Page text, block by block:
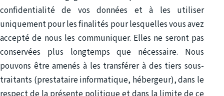
confidentialité de vos données et à les utiliser
uniquement pour les finalités pour lesquelles vous avez
accepté de nous les communiquer. Elles ne seront pas
conservées plus longtemps que nécessaire. Nous
pouvons être amenés à les transférer à des tiers sous-
traitants (prestataire informatique, hébergeur), dans le